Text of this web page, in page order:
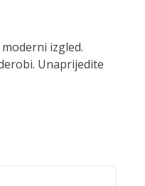
izgled.
Unaprijedite